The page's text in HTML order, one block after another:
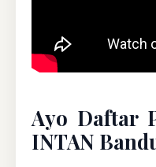
Ayo Daftar
INTAN